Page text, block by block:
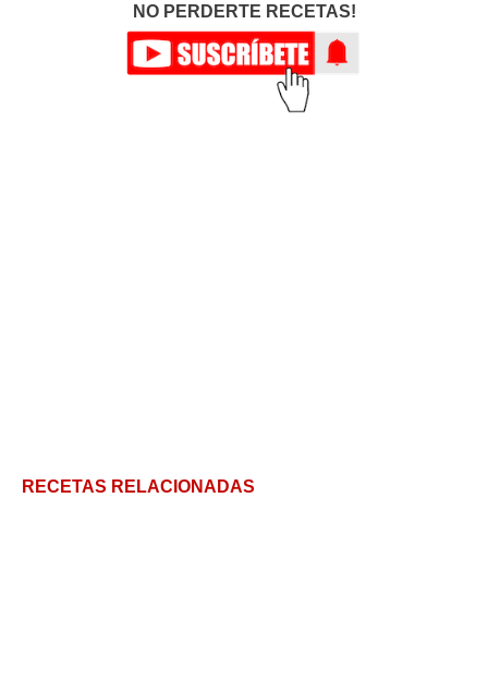
NO PERDERTE RECETAS!
RECETAS RELACIONADAS